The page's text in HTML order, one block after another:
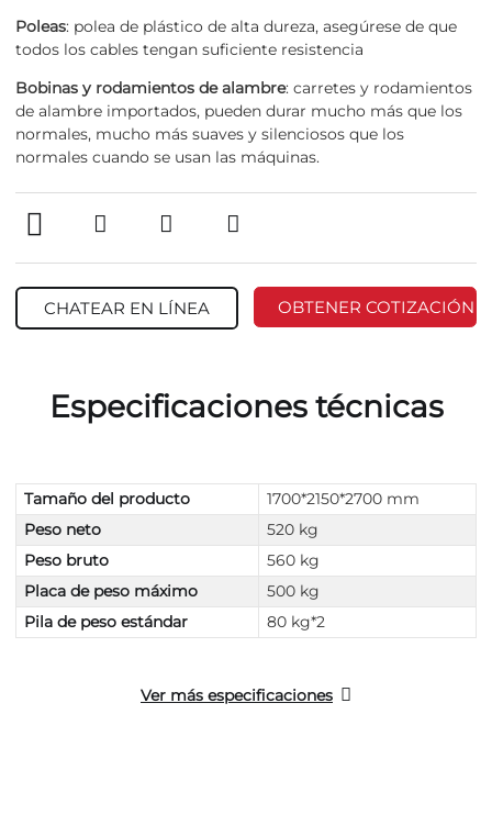
Poleas: polea de plástico de alta dureza, asegúrese de que
todos los cables tengan suficiente resistencia
Bobinas y rodamientos de alambre: carretes y rodamientos
de alambre importados, pueden durar mucho más que los
normales, mucho más suaves y silenciosos que los
normales cuando se usan las máquinas.
CHATEAR EN LÍNEA OBTENER COTIZACIÓN
Especificaciones técnicas
Tamaño del producto
1700*2150*2700 mm
Peso neto
520 kg
Peso bruto
560 kg
Placa de peso máximo
500 kg
Pila de peso estándar
80 kg*2
Ver más especificaciones